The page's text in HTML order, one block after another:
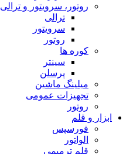
روتور، سرویتور و ترالی
ترالی
سرویتور
روتور
کوره ها
سینتر
پرسلن
میلینگ ماشین
تجهیزات عمومی
روتور
ابزار و قلم
فورسپس
الواتور
قلم ترمیمی